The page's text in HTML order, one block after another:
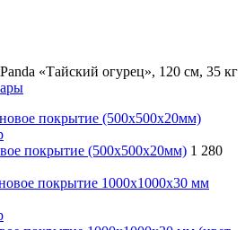
«Тайский огурец», 120 см, 35 кг
покрытие (500х500х20мм) 1 280